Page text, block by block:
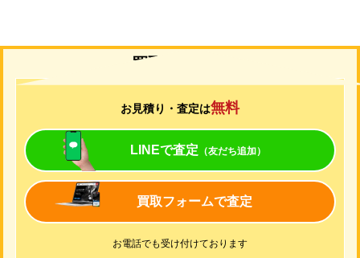
買取について
お見積り・査定は無料
LINEで査定 （友だち追加）
買取フォームで査定
お電話でも受け付けております